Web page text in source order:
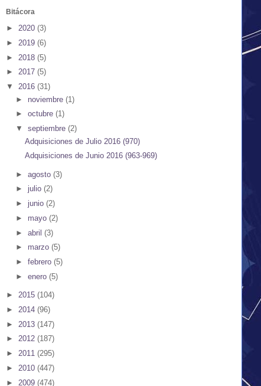
Bitácora
► 2020 (3)
► 2019 (6)
► 2018 (5)
► 2017 (5)
▼ 2016 (31)
► noviembre (1)
► octubre (1)
▼ septiembre (2)
Adquisiciones de Julio 2016 (970)
Adquisiciones de Junio 2016 (963-969)
► agosto (3)
► julio (2)
► junio (2)
► mayo (2)
► abril (3)
► marzo (5)
► febrero (5)
► enero (5)
► 2015 (104)
► 2014 (96)
► 2013 (147)
► 2012 (187)
► 2011 (295)
► 2010 (447)
► 2009 (474)